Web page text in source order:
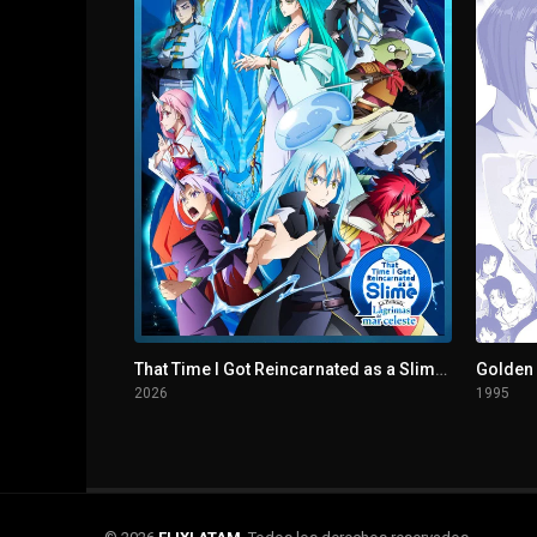
That Time I Got Reincarnated as a Slime. La película: Lágrimas del mar celeste
2026
Golden
1995